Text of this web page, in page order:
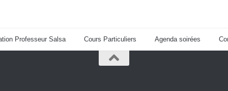
Professeur Salsa Cours Particuliers Agenda soirées